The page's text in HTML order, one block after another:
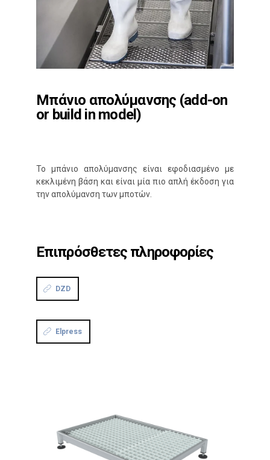
Μπάνιο απολύμανσης (add-on
or build in model)
Το μπάνιο απολύμανσης είναι εφοδιασμένο με
κεκλιμένη βάση και είναι μία πιο απλή έκδοση για
την απολύμανση των μποτών.
Επιπρόσθετες πληροφορίες
DZD
Elpress